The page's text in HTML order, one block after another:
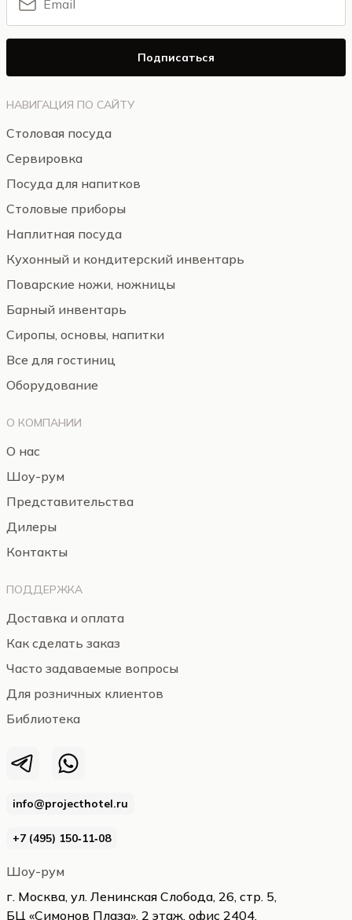
info@projecthotel.ru
+7 (495) 150‑11‑08
Шоу-рум
г. Москва, ул. Ленинская Слобода, 26, стр. 5,
БЦ «Симонов Плаза», 2 этаж, офис 2404,
НАВИГАЦИЯ ПО САЙТУ
Столовая посуда
Сервировка
Посуда для напитков
Столовые приборы
Наплитная посуда
Кухонный и кондитерский инвентарь
Поварские ножи, ножницы
Барный инвентарь
Сиропы, основы, напитки
Все для гостиниц
Оборудование
О КОМПАНИИ
О нас
Шоу-рум
Представительства
Дилеры
Контакты
ПОДДЕРЖКА
Доставка и оплата
Как сделать заказ
Часто задаваемые вопросы
Для розничных клиентов
Библиотека
Подписаться